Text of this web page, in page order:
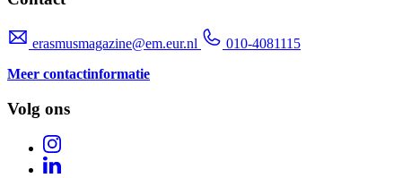
erasmusmagazine@em.eur.nl
010-4081115
Meer contactinformatie
Volg ons